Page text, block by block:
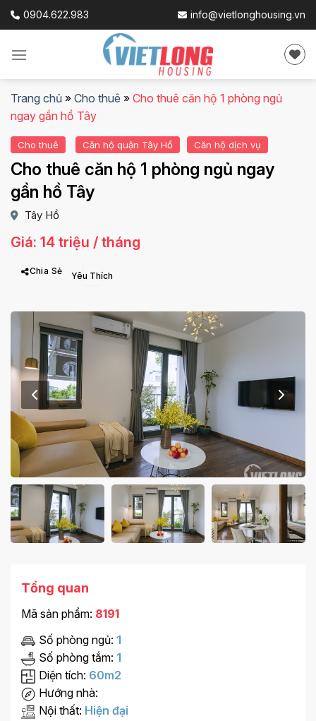
Skip
0904.622.983 info@vietlonghousing.vn
Trang chủ » Cho thuê » Cho thuê căn hộ 1 phòng ngủ
ngay gần hồ Tây
Cho thuê Căn hộ quận Tây Hồ Căn hộ dịch vụ
Cho thuê căn hộ 1 phòng ngủ ngay
gần hồ Tây
Tây Hồ
Giá: 14 triệu / tháng
Chia Sẻ
Tổng quan
Mã sản phẩm: 8191
Số phòng ngủ: 1
Số phòng tắm: 1
Diện tích: 60m2
Hướng nhà:
Nội thất: Hiện đại